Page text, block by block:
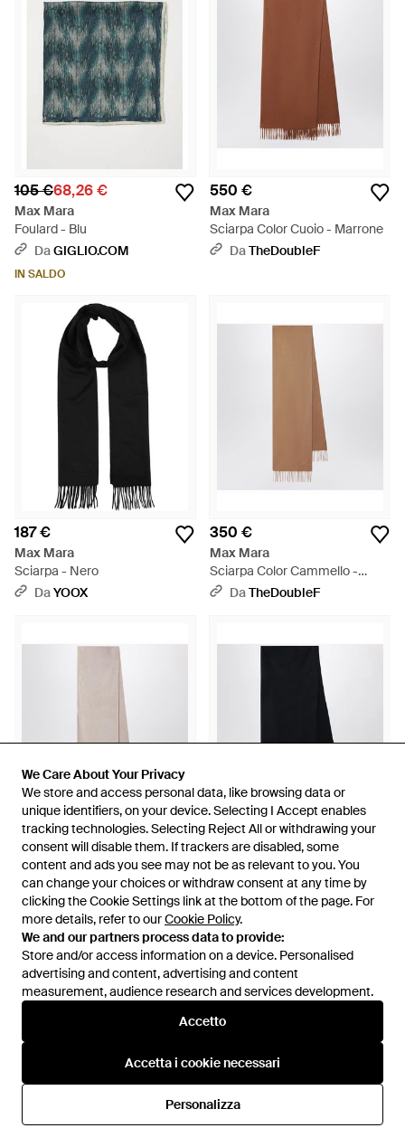
We Care About Your Privacy
We store and access personal data, like browsing data or
unique identifiers, on your device. Selecting I Accept enables
tracking technologies. Selecting Reject All or withdrawing your
consent will disable them. If trackers are disabled, some
content and ads you see may not be as relevant to you. You
can change your choices or withdraw consent at any time by
clicking the Cookie Settings link at the bottom of the page. For
more details, refer to ourCookie Policy.
We and our partners process data to provide:
Store and/or access information on a device. Personalised
advertising and content, advertising and content
measurement, audience research and services development.
Accetto
Accetta i cookie necessari
Personalizza
We Care About Your Privacy
We store and access personal data, like browsing data or
unique identifiers, on your device. Selecting I Accept enables
tracking technologies. Selecting Reject All or withdrawing your
consent will disable them. If trackers are disabled, some
content and ads you see may not be as relevant to you. You
can change your choices or withdraw consent at any time by
clicking the Cookie Settings link at the bottom of the page. For
more details, refer to ourCookie Policy.
We and our partners process data to provide:
Store and/or access information on a device. Personalised
advertising and content, advertising and content
measurement, audience research and services development.
Accetto
Accetta i cookie necessari
Personalizza
105 €68,26 €
Max Mara
Foulard - Blu
DaGIGLIO.COM
IN SALDO
550 €
Max Mara
Sciarpa Color Cuoio - Marrone
DaTheDoubleF
187 €
Max Mara
Sciarpa - Nero
DaYOOX
350 €
Max Mara
Sciarpa Color Cammello -
Marrone
DaTheDoubleF
350 €
Max Mara
Sciarpa - Neutro
Da TheDoubleF
550 €
Max Mara
Sciarpa Nera - Nero
Da